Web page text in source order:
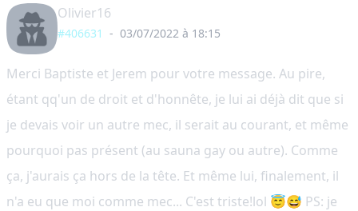
Olivier16
#406631 - 03/07/2022 à 18:15
Merci Baptiste et Jerem pour votre message. Au pire,
étant qq'un de droit et d'honnête, je lui ai déjà dit que si
je devais voir un autre mec, il serait au courant, et même
pourquoi pas présent (au sauna gay ou autre). Comme
ça, j'aurais ça hors de la tête. Et même lui, finalement, il
n'a eu que moi comme mec... C'est triste!lol 😇😅 PS: je